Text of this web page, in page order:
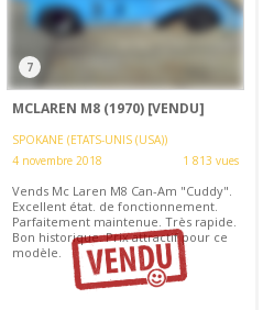
7
MCLAREN M8 (1970) [VENDU]
SPOKANE (ETATS-UNIS (USA))
4 novembre 2018
1 813 vues
Vends Mc Laren M8 Can-Am "Cuddy".
Excellent état. de fonctionnement.
Parfaitement maintenue. Très rapide.
Bon historique. Prix attractif pour ce
modèle.